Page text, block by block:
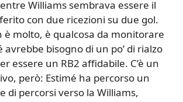
Williams sembrava essere il
con due ricezioni su due gol.
è molto, è qualcosa da monitorare
avrebbe bisogno di un po’ di rialzo
essere un RB2 affidabile. C’è un
però: Estimé ha percorso un
di percorsi verso la Williams,